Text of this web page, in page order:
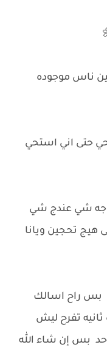
ناس موجوده
حتى اني استحي
شي عندج شي
هيج تحجين ويانا
بس راح اسالك
تفرح ليش
بس إن شاء الله